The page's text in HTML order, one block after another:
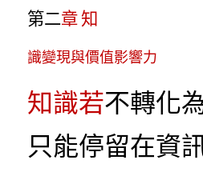
第二章 知
識變現與價值影響力
知識若不轉化
只能停留在資